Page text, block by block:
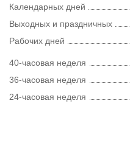
Календарных дней
Выходных и праздничных
Рабочих дней
40-часовая неделя
36-часовая неделя
24-часовая неделя